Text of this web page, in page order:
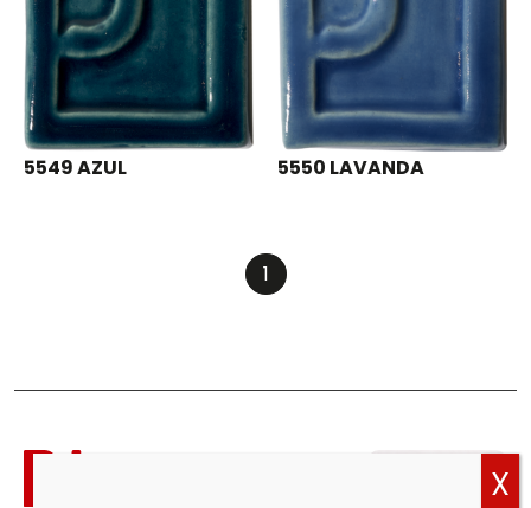
5549 AZUL 5550 LAVANDA
1